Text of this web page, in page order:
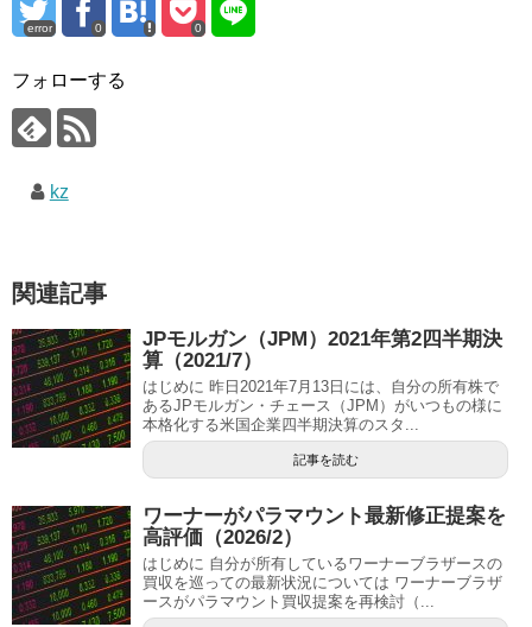
error 0 0
フォローする
kz
関連記事
JPモルガン（JPM）2021年第2四半期決
算（2021/7）
はじめに 昨日2021年7月13日には、自分の所有株で
あるJPモルガン・チェース（JPM）がいつもの様に
本格化する米国企業四半期決算のスタ...
記事を読む
ワーナーがパラマウント最新修正提案を
高評価（2026/2）
はじめに 自分が所有しているワーナーブラザースの
買収を巡っての最新状況については ワーナーブラザ
ースがパラマウント買収提案を再検討（...